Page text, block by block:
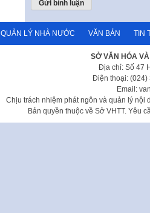
QUẢN LÝ NHÀ NƯỚC VĂN BẢN TIN
SỞ VĂN HÓA
Địa chỉ: Số 47
Điện thoại: (024)
Email:
Chịu trách nhiệm phát ngôn và quản lý nội
Bản quyền thuộc về Sở VHTT. Yêu